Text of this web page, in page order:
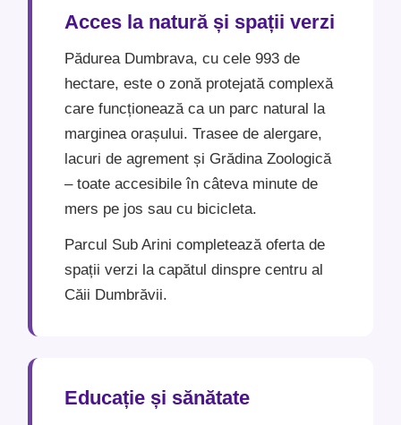
Acces la natură și spații verzi
Pădurea Dumbrava, cu cele 993 de
hectare, este o zonă protejată complexă
care funcționează ca un parc natural la
marginea orașului. Trasee de alergare,
lacuri de agrement și Grădina Zoologică
– toate accesibile în câteva minute de
mers pe jos sau cu bicicleta.
Parcul Sub Arini completează oferta de
spații verzi la capătul dinspre centru al
Căii Dumbrăvii.
Educație și sănătate